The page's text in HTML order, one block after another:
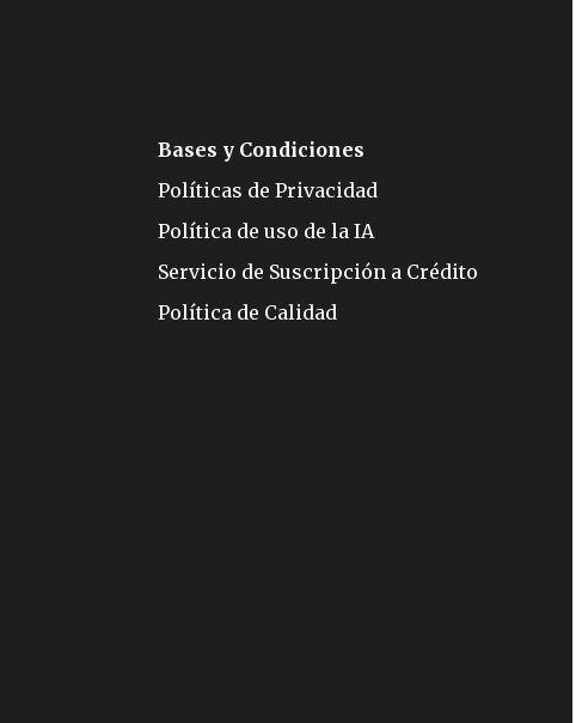
Bases y Condiciones
Políticas de Privacidad
Política de uso de la IA
Servicio de Suscripción a Crédito
Política de Calidad